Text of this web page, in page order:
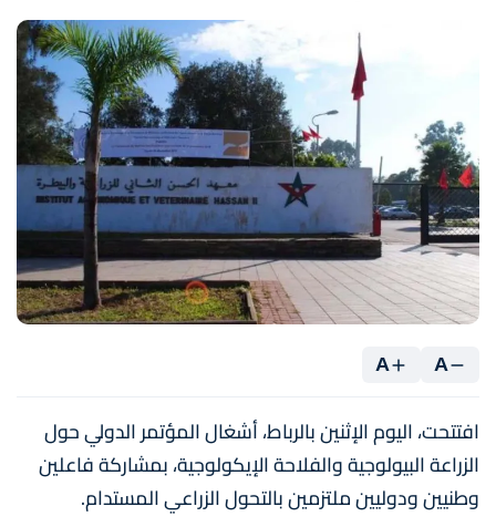
A
A
افتتحت، اليوم الإثنين بالرباط، أشغال المؤتمر الدولي حول
الزراعة البيولوجية والفلاحة الإيكولوجية، بمشاركة فاعلين
وطنيين ودوليين ملتزمين بالتحول الزراعي المستدام.